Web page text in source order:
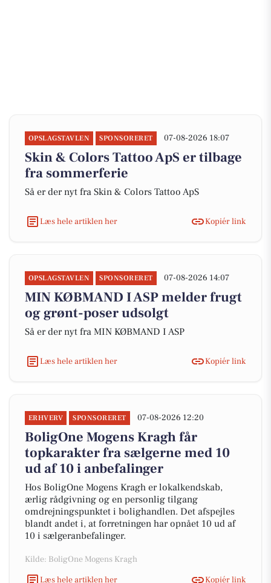
OPSLAGSTAVLEN SPONSORERET 07-08-2026 18:07
Skin & Colors Tattoo ApS er tilbage
fra sommerferie
Så er der nyt fra Skin & Colors Tattoo ApS
Læs hele artiklen her Kopiér link
OPSLAGSTAVLEN SPONSORERET 07-08-2026 14:07
MIN KØBMAND I ASP melder frugt
og grønt-poser udsolgt
Så er der nyt fra MIN KØBMAND I ASP
Læs hele artiklen her Kopiér link
ERHVERV SPONSORERET 07-08-2026 12:20
BoligOne Mogens Kragh får
topkarakter fra sælgerne med 10
ud af 10 i anbefalinger
Hos BoligOne Mogens Kragh er lokalkendskab,
ærlig rådgivning og en personlig tilgang
omdrejningspunktet i bolighandlen. Det afspejles
blandt andet i, at forretningen har opnået 10 ud af
10 i sælgeranbefalinger.
Kilde: BoligOne Mogens Kragh
Læs hele artiklen her
Kopiér link